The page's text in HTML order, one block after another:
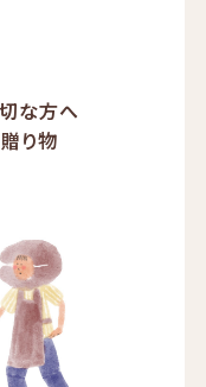
な方へ
贈り物